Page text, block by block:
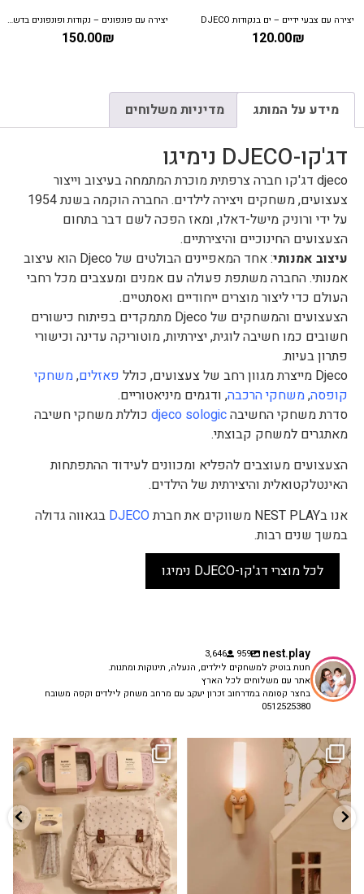
יצירה עם צבעי ידיים – ים בנקודות DJECO
120.00₪
יצירה עם פונפונים – נקודות ופונפונים בדשא DJECO
150.00₪
מידע על המותג מדיניות משלוחים
דג'קו-DJECO נימיגו
djeco דג'קו חברה צרפתית מוכרת המתמחה בעיצוב וייצור
צעצועים, משחקים ויצירה לילדים. החברה הוקמה בשנת 1954
על ידי ורוניק מישל-דאלו, ומאז הפכה לשם דבר בתחום
הצעצועים החינוכיים והיצירתיים.
עיצוב אמנותי
: אחד המאפיינים הבולטים של Djeco הוא עיצוב
אמנותי. החברה משתפת פעולה עם אמנים ומעצבים מכל רחבי
העולם כדי ליצור מוצרים ייחודיים ואסתטיים.
הצעצועים והמשחקים של Djeco מתמקדים בפיתוח כישורים
חשובים כמו חשיבה לוגית, יצירתיות, מוטוריקה עדינה וכישורי
פתרון בעיות.
Djeco מייצרת מגוון רחב של צעצועים, כולל
פאזלים,משחקי
קופסה,משחקי הרכבה, ודגמים מיניאטוריים.
סדרת משחקי החשיבהdjeco sologic כוללת משחקי חשיבה
מאתגרים למשחק קבוצתי.
הצעצועים מעוצבים להפליא ומכוונים לעידוד ההתפתחות
האינטלקטואלית והיצירתית של הילדים.
אנו בNEST PLAY משווקים את חברת
DJECO בגאווה גדולה
במשך שנים רבות.
לכל מוצרי דג'קו-DJECO נימיגו
nest.play
959
3,646
חנות בוטיק למשחקים לילדים, הנעלה, תינוקות ומתנות.
אתר עם משלוחים לכל הארץ
בחצר קסומה במדרחוב זכרון יעקב עם מרחב משחק לילדים וקפה משובח
0512525380
✨ חוזרים למסגרת בסטייל! ✨
הקולקציה החדשה...
9 4
גם פריט עיצובי לחדר, גם מנורת לילה
...
3 0